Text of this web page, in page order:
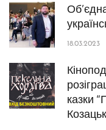
18.03.2023
казки